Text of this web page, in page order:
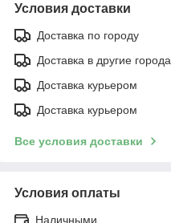
Условия доставки
Доставка по городу
Доставка в другие города
Доставка курьером
Доставка курьером
Все условия доставки
Условия оплаты
Наличными